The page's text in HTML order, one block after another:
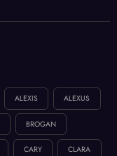
ALEXIS ALEXUS
BROGAN
CARY CLARA